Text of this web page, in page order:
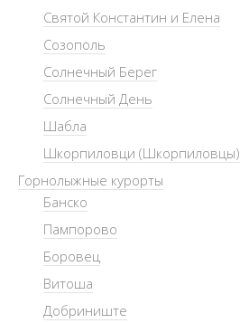
Святой Константин и Елена
Созополь
Солнечный Берег
Солнечный День
Шабла
Шкорпиловци (Шкорпиловцы)
Горнолыжные курорты
Банско
Пампорово
Боровец
Витоша
Добриниште